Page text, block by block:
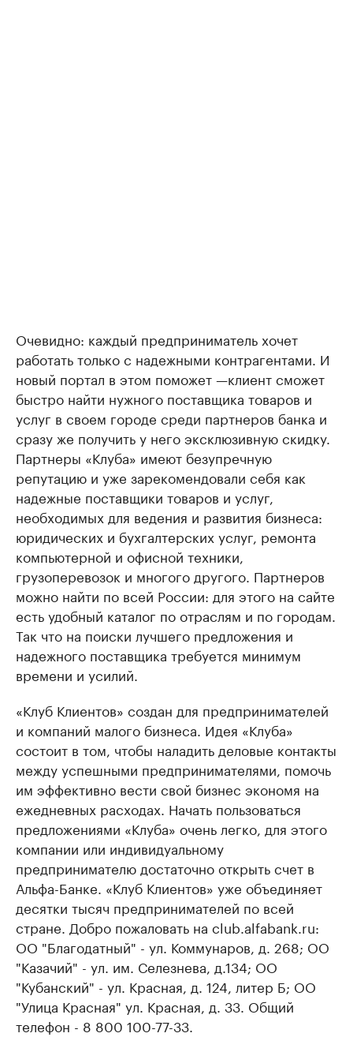
Очевидно: каждый предприниматель хочет
работать только с надежными контрагентами. И
новый портал в этом поможет —клиент сможет
быстро найти нужного поставщика товаров и
услуг в своем городе среди партнеров банка и
сразу же получить у него эксклюзивную скидку.
Партнеры «Клуба» имеют безупречную
репутацию и уже зарекомендовали себя как
надежные поставщики товаров и услуг,
необходимых для ведения и развития бизнеса:
юридических и бухгалтерских услуг, ремонта
компьютерной и офисной техники,
грузоперевозок и многого другого. Партнеров
можно найти по всей России: для этого на сайте
есть удобный каталог по отраслям и по городам.
Так что на поиски лучшего предложения и
надежного поставщика требуется минимум
времени и усилий.
«Клуб Клиентов» создан для предпринимателей
и компаний малого бизнеса. Идея «Клуба»
состоит в том, чтобы наладить деловые контакты
между успешными предпринимателями, помочь
им эффективно вести свой бизнес экономя на
ежедневных расходах. Начать пользоваться
предложениями «Клуба» очень легко, для этого
компании или индивидуальному
предпринимателю достаточно открыть счет в
Альфа-Банке. «Клуб Клиентов» уже объединяет
десятки тысяч предпринимателей по всей
стране. Добро пожаловать на club.alfabank.ru:
ОО "Благодатный" - ул. Коммунаров, д. 268; ОО
"Казачий" - ул. им. Селезнева, д.134; ОО
"Кубанский" - ул. Красная, д. 124, литер Б; ОО
"Улица Красная" ул. Красная, д. 33. Общий
телефон - 8 800 100-77-33.